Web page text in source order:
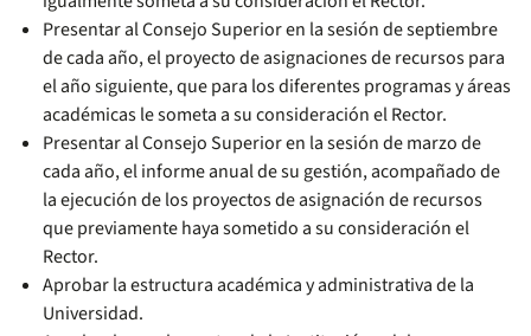
Presentar al Consejo Superior en la sesión de septiembre
de cada año, el proyecto de asignaciones de recursos para
el año siguiente, que para los diferentes programas y áreas
académicas le someta a su consideración el Rector.
Presentar al Consejo Superior en la sesión de marzo de
cada año, el informe anual de su gestión, acompañado de
la ejecución de los proyectos de asignación de recursos
que previamente haya sometido a su consideración el
Rector.
Aprobar la estructura académica y administrativa de la
Universidad.